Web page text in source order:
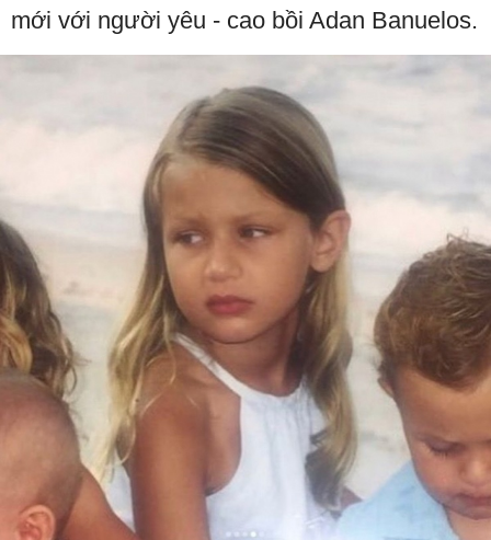
mới với người yêu - cao bồi Adan Banuelos.